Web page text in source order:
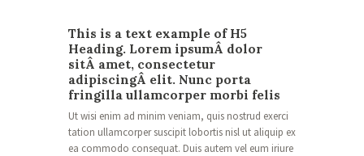
This is a text example of H5
Heading. Lorem ipsumÂ dolor
sitÂ amet, consectetur
adipiscingÂ elit. Nunc porta
fringilla ullamcorper morbi felis
Ut wisi enim ad minim veniam, quis nostrud exerci
tation ullamcorper suscipit lobortis nisl ut aliquip ex
ea commodo consequat. Duis autem vel eum iriure